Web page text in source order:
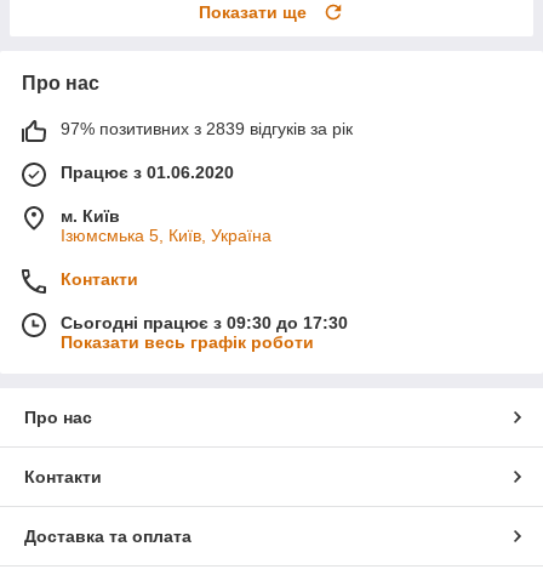
Показати ще
Про нас
97% позитивних з 2839 відгуків за рік
Працює з 01.06.2020
м. Київ
Ізюмсмька 5, Київ, Україна
Контакти
Сьогодні працює з 09:30 до 17:30
Показати весь графік роботи
Про нас
Контакти
Доставка та оплата